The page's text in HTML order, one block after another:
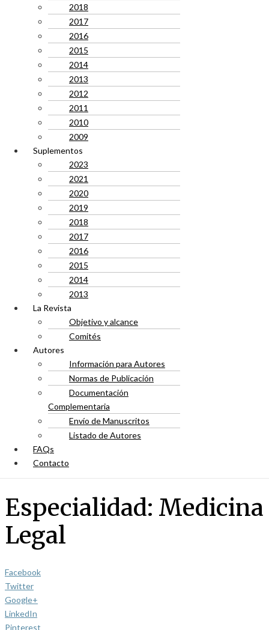
2018
2017
2016
2015
2014
2013
2012
2011
2010
2009
Suplementos
2023
2021
2020
2019
2018
2017
2016
2015
2014
2013
La Revista
Objetivo y alcance
Comités
Autores
Información para Autores
Normas de Publicación
Documentación
Complementaria
Envío de Manuscritos
Listado de Autores
FAQs
Contacto
Especialidad: Medicina
Legal
Facebook
Twitter
Google+
LinkedIn
Pinterest